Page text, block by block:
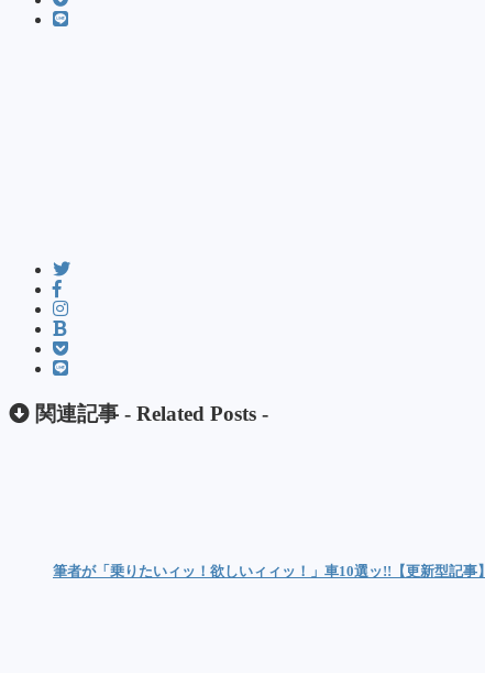
関連記事 - Related Posts -
筆者が「乗りたいィッ！欲しいィィッ！」車10選ッ!!【更新型記事】